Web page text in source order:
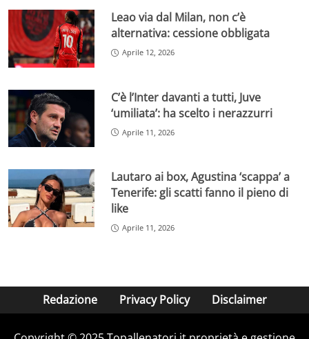
Leao via dal Milan, non c’è
alternativa: cessione obbligata
Aprile 12, 2026
C’è l’Inter davanti a tutti, Juve
‘umiliata’: ha scelto i nerazzurri
Aprile 11, 2026
Lautaro ai box, Agustina ‘scappa’ a
Tenerife: gli scatti fanno il pieno di
like
Aprile 11, 2026
Redazione Privacy Policy Disclaimer